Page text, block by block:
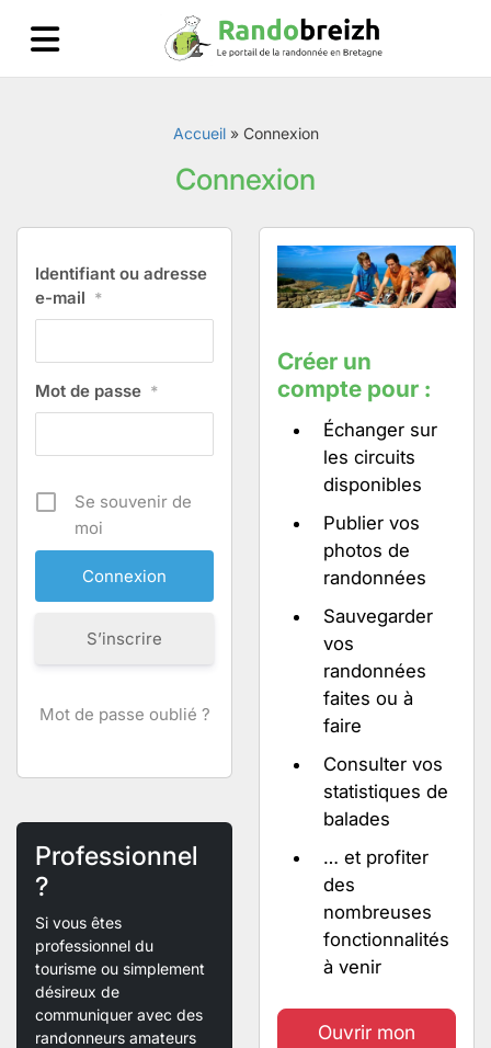
Accueil» Connexion
Connexion
Identifiant ou adresse
e-mail *
Mot de passe *
Se souvenir de
moi
S’inscrire
Mot de passe oublié ?
Professionnel
?
Si vous êtes
professionnel du
tourisme ou simplement
désireux de
communiquer avec des
randonneurs amateurs
Créer un
compte pour :
Échanger sur
les circuits
disponibles
Publier vos
photos de
randonnées
Sauvegarder
vos
randonnées
faites ou à
faire
Consulter vos
statistiques de
balades
… et profiter
des
nombreuses
fonctionnalités
à venir
Ouvrir mon